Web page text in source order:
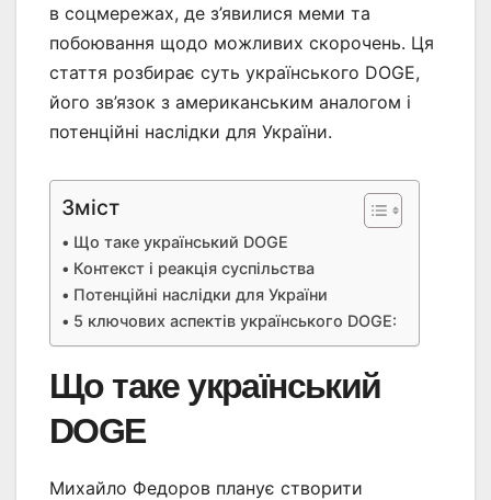
в соцмережах, де з’явилися меми та
побоювання щодо можливих скорочень. Ця
стаття розбирає суть українського DOGE,
його зв’язок з американським аналогом і
потенційні наслідки для України.
Зміст
Що таке український DOGE
Контекст і реакція суспільства
Потенційні наслідки для України
5 ключових аспектів українського DOGE:
Що таке український
DOGE
Михайло Федоров планує створити